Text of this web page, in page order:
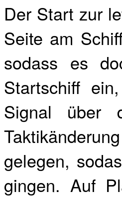
Der Start zur
Seite am
sodass es
Startschiff
Signal über
gelegen,
gingen. Auf